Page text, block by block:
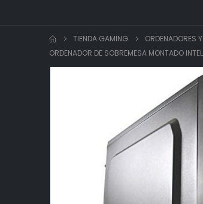
TIENDA GAMING ORDENADORES
ORDENADOR DE SOBREMESA MONTADO